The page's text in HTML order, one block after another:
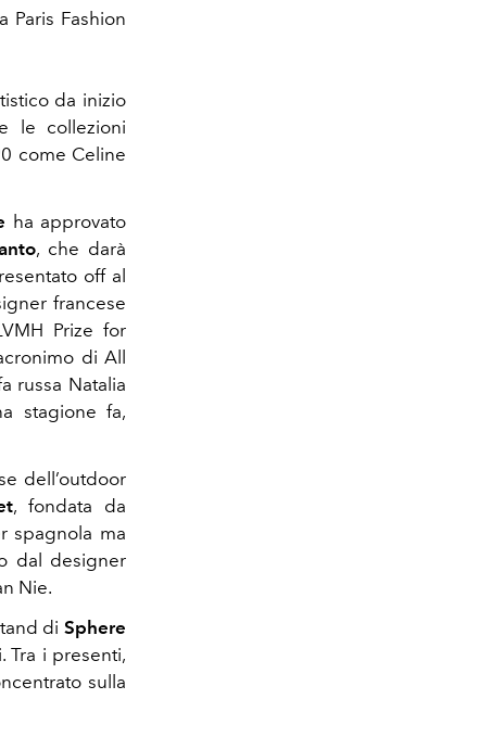
Paris Fashion
da inizio
le collezioni
come Celine
ha approvato
, che darà
off al
francese
Prize for
di All
russa Natalia
stagione fa,
dell’outdoor
, fondata da
spagnola ma
dal designer
Nie.
di Sphere
Tra i presenti,
sulla